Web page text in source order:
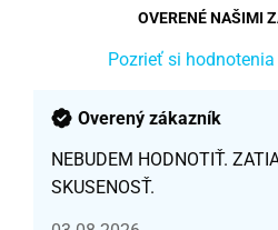
OVERENÉ NAŠIMI
Pozrieť si
Overený zákazník
NEBUDEM HODNOTIŤ.
SKUSENOSŤ.